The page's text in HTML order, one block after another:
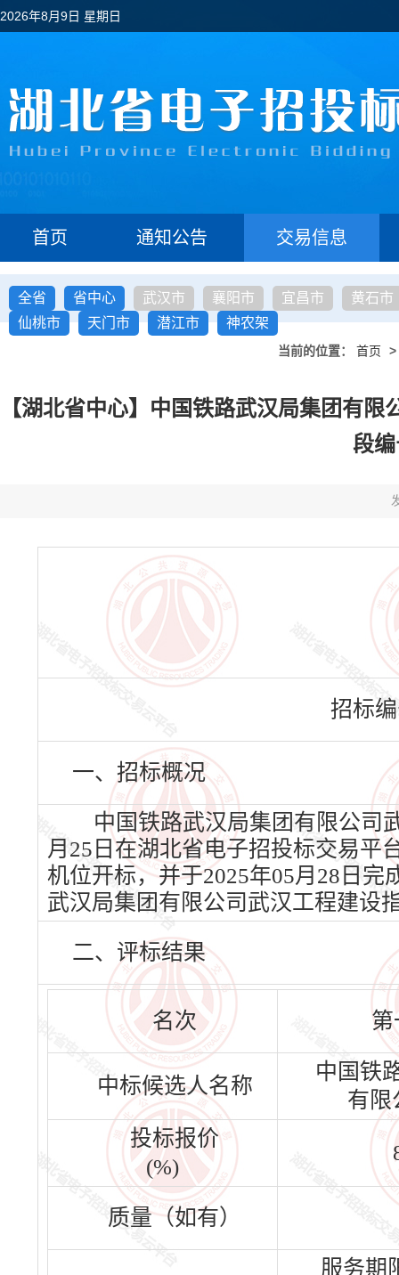
2026年8月9日 星期日
首页 通知公告 交易信息
全省 省中心 武汉市 襄阳市 宜昌市
黄石市
仙桃市
天门市 潜江市 神农架
当前的位置： 首页 >
【湖北省中心】中国铁路武汉局集团有
段编
招标
一、招标概况
中国铁路武汉局集团有限公司
月25日在湖北省电子招投标交易平
机位开标，并于2025年05月28日
武汉局集团有限公司武汉工程建设
二、评标结果
名次 第
中标候选人名称
中国铁
有限
投标报价
(%)
质量（如有）
服务期